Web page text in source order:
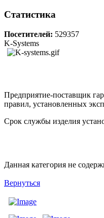
Статистика
Посетителей: 529357
K-Systems
Предприятие-поставщик
правил, установленных
Срок службы изделия
Данная категория не
Вернуться